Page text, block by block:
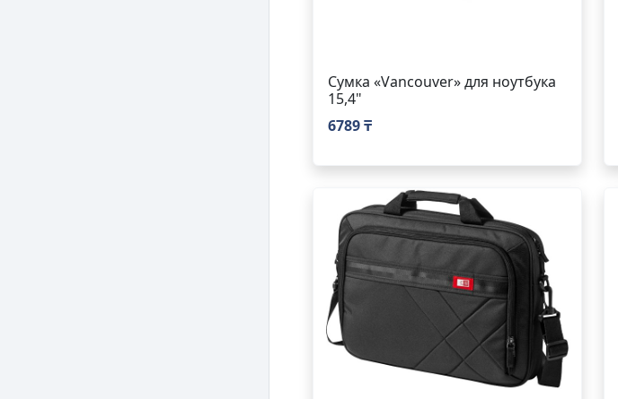
Сумка «Vancouver» для ноутбука
15,4"
6789 ₸